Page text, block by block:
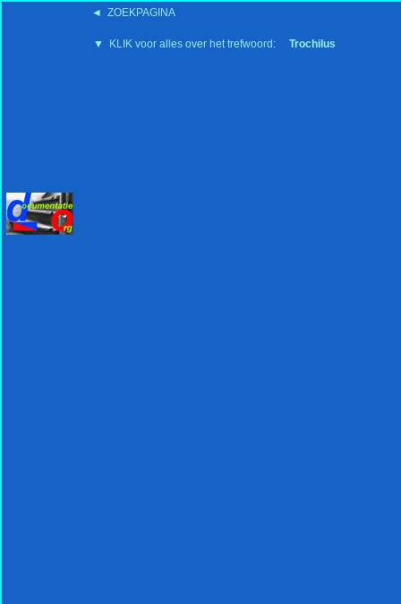
◄ ZOEKPAGINA
▼ KLIK voor alles over het trefwoord: Trochilus
'15:19 19-2-2008